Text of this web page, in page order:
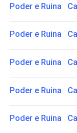
Poder e Ruina
Poder e Ruina
Poder e Ruina
Poder e Ruina
Poder e Ruina